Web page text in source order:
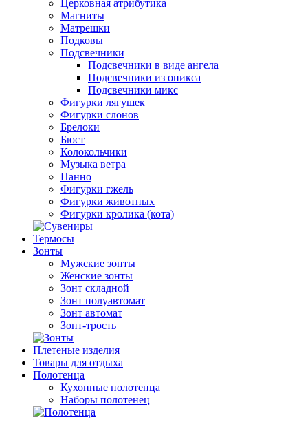
Церковная атрибутика
Магниты
Матрешки
Подковы
Подсвечники
Подсвечники в виде ангела
Подсвечники из оникса
Подсвечники микс
Фигурки лягушек
Фигурки слонов
Брелоки
Бюст
Колокольчики
Музыка ветра
Панно
Фигурки гжель
Фигурки животных
Фигурки кролика (кота)
Термосы
Зонты
Мужские зонты
Женские зонты
Зонт складной
Зонт полуавтомат
Зонт автомат
Зонт-трость
Плетеные изделия
Товары для отдыха
Полотенца
Кухонные полотенца
Наборы полотенец